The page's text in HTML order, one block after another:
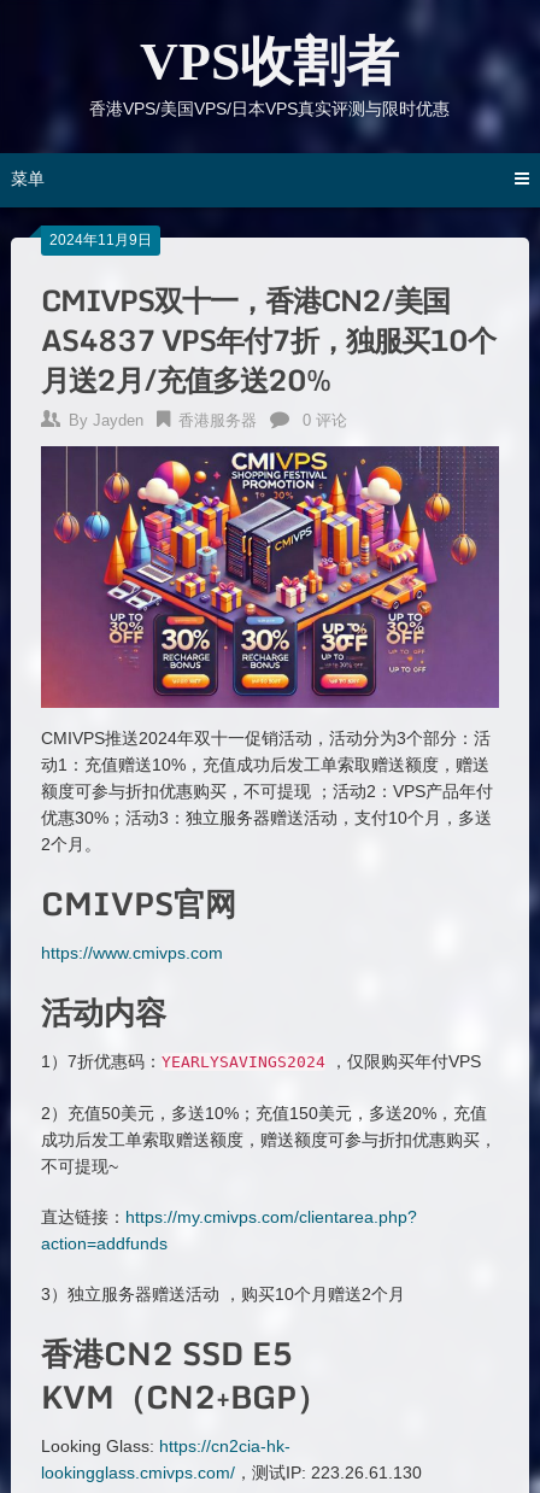
VPS收割者
香港VPS/美国VPS/日本VPS真实评测与限时优惠
菜单
2024年11月9日
CMIVPS双十一，香港CN2/美国
AS4837 VPS年付7折，独服买10个
月送2月/充值多送20%
By Jayden 香港服务器 0 评论
CMIVPS推送2024年双十一促销活动，活动分为3个部分：活
动1：充值赠送10%，充值成功后发工单索取赠送额度，赠送
额度可参与折扣优惠购买，不可提现 ；活动2：VPS产品年付
优惠30%；活动3：独立服务器赠送活动，支付10个月，多送
2个月。
CMIVPS官网
https://www.cmivps.com
活动内容
1）7折优惠码： YEARLYSAVINGS2024，仅限购买年付VPS
2）充值50美元，多送10%；充值150美元，多送20%，充值
成功后发工单索取赠送额度，赠送额度可参与折扣优惠购买，
不可提现~
直达链接： https://my.cmivps.com/clientarea.php?
action=addfunds
3）独立服务器赠送活动 ，购买10个月赠送2个月
香港CN2 SSD E5
KVM（CN2+BGP）
Looking Glass: https://cn2cia-hk-
lookingglass.cmivps.com/，测试IP: 223.26.61.130